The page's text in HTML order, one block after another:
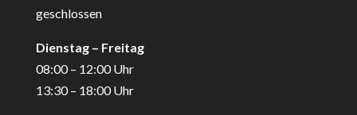
geschlossen
Dienstag – Freitag
08:00 – 12:00 Uhr
13:30 – 18:00 Uhr